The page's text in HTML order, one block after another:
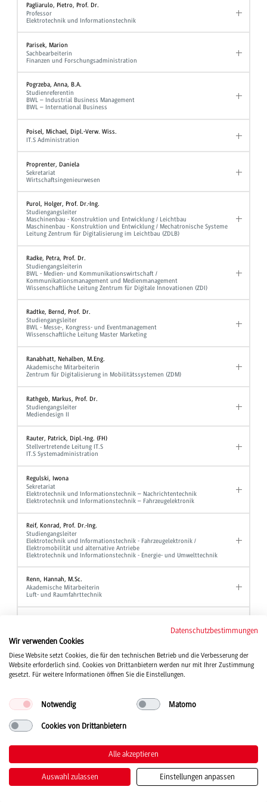
Pagliarulo, Pietro, Prof. Dr.
Professor
Elektrotechnik und Informationstechnik
Parisek, Marion
Sachbearbeiterin
Finanzen und Forschungsadministration
Pogrzeba, Anna, B.A.
Studienreferentin
BWL – Industrial Business Management
BWL – International Business
Poisel, Michael, Dipl.-Verw. Wiss.
IT.S Administration
Proprenter, Daniela
Sekretariat
Wirtschaftsingenieurwesen
Purol, Holger, Prof. Dr.-Ing.
Studiengangsleiter
Maschinenbau - Konstruktion und Entwicklung / Leichtbau
Maschinenbau - Konstruktion und Entwicklung / Mechatronische Systeme
Leitung Zentrum für Digitalisierung im Leichtbau (ZDLB)
Radke, Petra, Prof. Dr.
Studiengangsleiterin
BWL - Medien- und Kommunikationswirtschaft /
Kommunikationsmanagement und Medienmanagement
Wissenschaftliche Leitung Zentrum für Digitale Innovationen (ZDI)
Radtke, Bernd, Prof. Dr.
Studiengangsleiter
BWL - Messe-, Kongress- und Eventmanagement
Wissenschaftliche Leitung Master Marketing
Ranabhatt, Nehalben, M.Eng.
Akademische Mitarbeiterin
Zentrum für Digitalisierung in Mobilitätssystemen (ZDM)
Rathgeb, Markus, Prof. Dr.
Studiengangsleiter
Mediendesign II
Rauter, Patrick, Dipl.-Ing. (FH)
Stellvertretende Leitung IT.S
IT.S Systemadministration
Regulski, Iwona
Sekretariat
Elektrotechnik und Informationstechnik – Nachrichtentechnik
Elektrotechnik und Informationstechnik – Fahrzeugelektronik
Reif, Konrad, Prof. Dr.-Ing.
Studiengangsleiter
Elektrotechnik und Informationstechnik - Fahrzeugelektronik /
Elektromobilität und alternative Antriebe
Elektrotechnik und Informationstechnik - Energie- und Umwelttechnik
Renn, Hannah, M.Sc.
Akademische Mitarbeiterin
Luft- und Raumfahrttechnik
Gleichbehandlungsmanager
Rieber, Jochen, Prof. Dr.
Professor
Rief, Manfred, Dipl.-Ing. (FH)
Maschinenbau
Rieger, Bernd, Prof. Dr.
BWL - Bank und BWL - Finanzdienstleistungen
Riegger, Chiara
Datenschutzbestimmungen
Wir verwenden Cookies
Diese Website setzt Cookies, die für den technischen Betrieb und die Verbesserung der
Website erforderlich sind. Cookies von Drittanbietern werden nur mit Ihrer Zustimmung
gesetzt. Für weitere Informationen öffnen Sie die Einstellungen.
Notwendig Matomo
Cookies von Drittanbietern
Alle akzeptieren
Auswahl zulassen Einstellungen anpassen